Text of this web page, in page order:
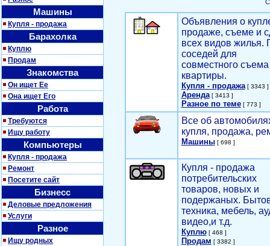
Машины
Купля - продажа
Барахолка
Куплю
Продам
Знакомства
Он ищет Ее
Она ищет Его
Работа
Требуются
Ищу работу
Компьютеры
Купля - продажа
Ремонт
Посетите сайт
Бизнесс
Деловые предложения
Услуги
Разное
Ищу родных
Объявления о
продаже, съеме и
всех видов жилья.
соседей для
совместного съема
квартиры.
Купля - продажа[ 3343 ]
Аренда[ 3413 ]
Разное по теме[ 773 ]
Все об
купля, продажа,
Машины[ 698 ]
Купля - продажа
потребительских
товаров, новых и
подержаных.
техника, мебель,
видео,и т.д.
Куплю[ 468 ]
Продам [ 3382 ]